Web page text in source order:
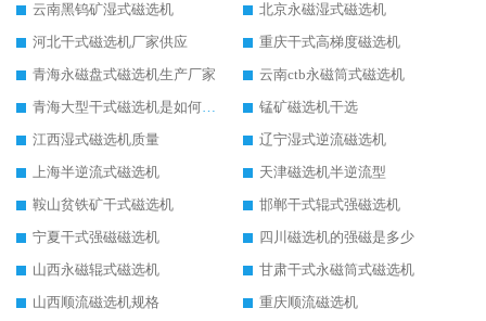
云南黑钨矿湿式磁选机
北京永磁湿式磁选机
河北干式磁选机厂家供应
重庆干式高梯度磁选机
青海永磁盘式磁选机生产厂家
云南ctb永磁筒式磁选机
青海大型干式磁选机是如何选矿的
锰矿磁选机干选
江西湿式磁选机质量
辽宁湿式逆流磁选机
上海半逆流式磁选机
天津磁选机半逆流型
鞍山贫铁矿干式磁选机
邯郸干式辊式强磁选机
宁夏干式强磁磁选机
四川磁选机的强磁是多少
山西永磁辊式磁选机
甘肃干式永磁筒式磁选机
山西顺流磁选机规格
重庆顺流磁选机